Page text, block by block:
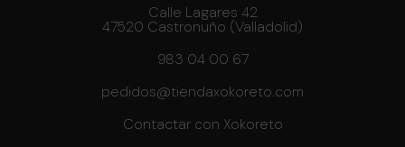
Calle Lagares 42
47520 Castronuño (Valladolid)
983 04 00 67
pedidos@tiendaxokoreto.com
Contactar con Xokoreto